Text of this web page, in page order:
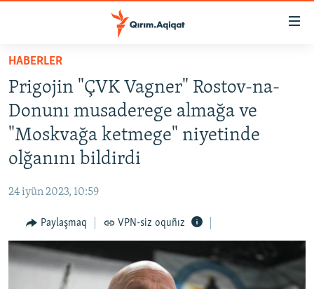
Esas
qaytmaq
Baş
navigatsiyağa
qaytmaq
Qıdıruvğa
SİYASET
İQTİSADİYAT
CEMİYET
İNSAN AQLARI
VİDEO
SÜRET
HABERLER
Prigojin "ÇVK Vagner" Rostov-na-
Donunı musaderege almağa ve
"Moskvağa ketmege" niyetinde
olğanını bildirdi
24 iyün 2023, 10:59
Paylaşmaq VPN-siz oquñız